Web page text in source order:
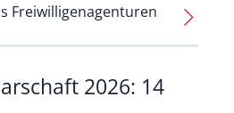
Freiwilligenagenturen
2026: 14